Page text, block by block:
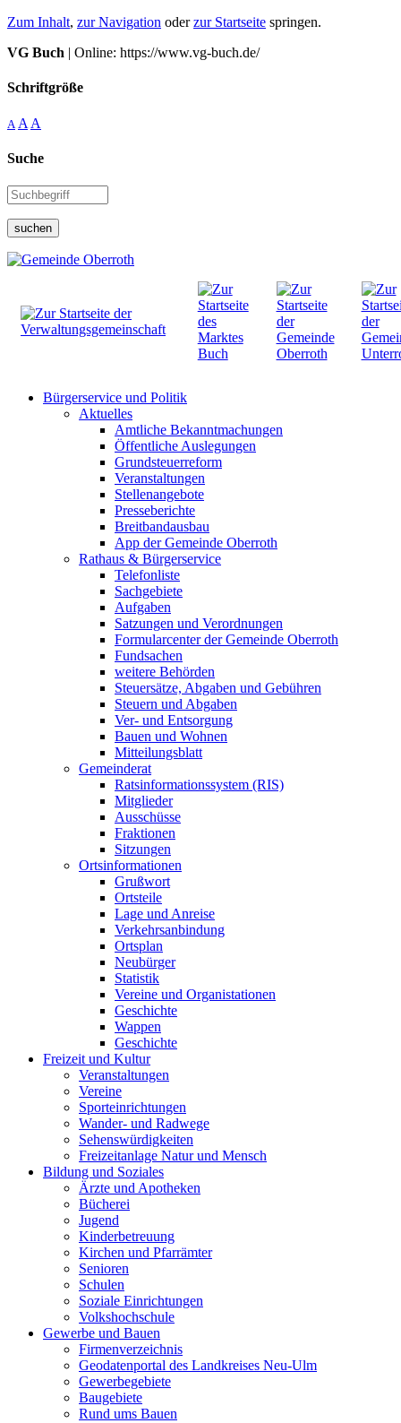
Zum Inhalt, zur Navigation oderzur Startseite springen.
VG Buch | Online: https://www.vg-buch.de/
Schriftgröße
A A A
Suche
suchen
Bürgerservice und Politik
Aktuelles
Amtliche Bekanntmachungen
Öffentliche Auslegungen
Grundsteuerreform
Veranstaltungen
Stellenangebote
Presseberichte
Breitbandausbau
App der Gemeinde Oberroth
Rathaus & Bürgerservice
Telefonliste
Sachgebiete
Aufgaben
Satzungen und Verordnungen
Formularcenter der Gemeinde Oberroth
Fundsachen
weitere Behörden
Steuersätze, Abgaben und Gebühren
Steuern und Abgaben
Ver- und Entsorgung
Bauen und Wohnen
Mitteilungsblatt
Gemeinderat
Ratsinformationssystem (RIS)
Mitglieder
Ausschüsse
Fraktionen
Sitzungen
Ortsinformationen
Grußwort
Ortsteile
Lage und Anreise
Verkehrsanbindung
Ortsplan
Neubürger
Statistik
Vereine und Organistationen
Geschichte
Wappen
Geschichte
Freizeit und Kultur
Veranstaltungen
Vereine
Sporteinrichtungen
Wander- und Radwege
Sehenswürdigkeiten
Freizeitanlage Natur und Mensch
Bildung und Soziales
Ärzte und Apotheken
Bücherei
Jugend
Kinderbetreuung
Kirchen und Pfarrämter
Senioren
Schulen
Soziale Einrichtungen
Volkshochschule
Gewerbe und Bauen
Firmenverzeichnis
Geodatenportal des Landkreises Neu-Ulm
Gewerbegebiete
Baugebiete
Rund ums Bauen